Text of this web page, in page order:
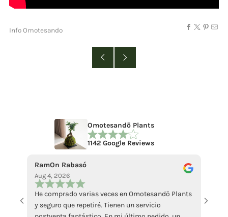
Info Omotesando
Omotesandō Plants
1142 Google Reviews
RamOn Rabasó
Aug 4, 2026
He comprado varias veces en Omotesandō Plants
y seguro que repetiré. Tienen un servicio